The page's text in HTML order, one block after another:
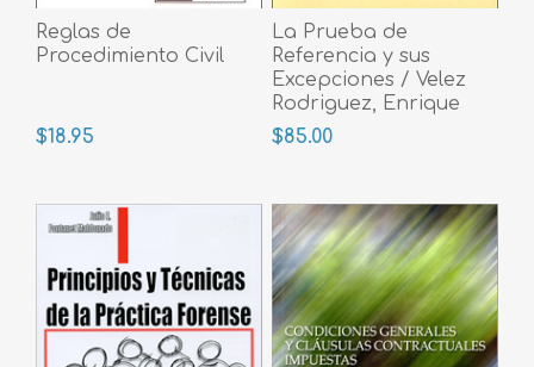
Reglas de
Procedimiento Civil
$18.95
La Prueba de
Referencia y sus
Excepciones / Velez
Rodriguez, Enrique
2018
$85.00